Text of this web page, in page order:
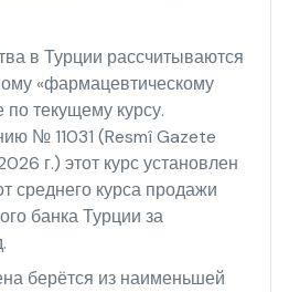
в Турции рассчитываются
«фармацевтическому
по текущему курсу.
№ 11031 (Resmî Gazete
г.) этот курс установлен
среднего курса продажи
банка Турции за
берётся из наименьшей